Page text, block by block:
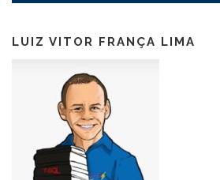
LUIZ VITOR FRANÇA LIMA